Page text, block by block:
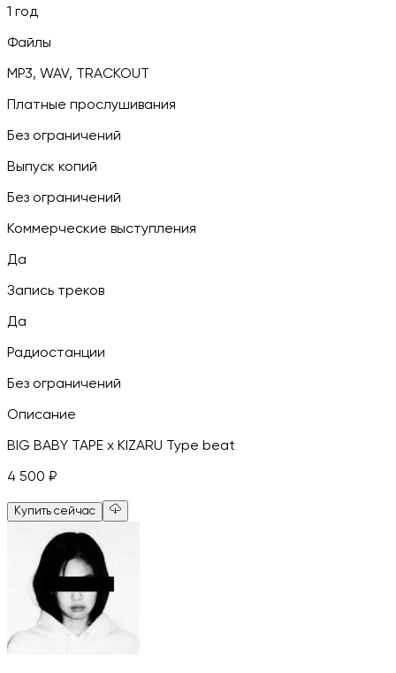
1 год
Файлы
MP3, WAV, TRACKOUT
Платные прослушивания
Без ограничений
Выпуск копий
Без ограничений
Коммерческие выступления
Да
Запись треков
Да
Радиостанции
Без ограничений
Описание
BIG BABY TAPE x KIZARU Type beat
4 500 ₽
Купить сейчас